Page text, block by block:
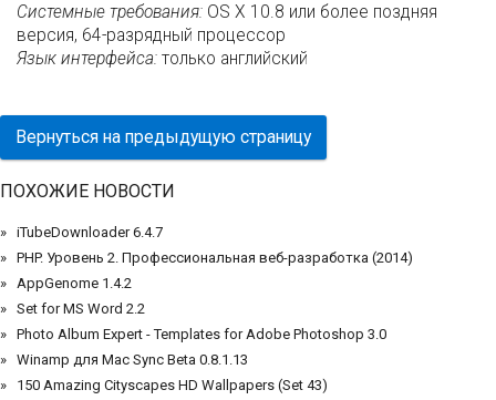
Системные требования: OS X 10.8 или более поздняя
версия, 64-разрядный процессор
Язык интерфейса: только английский
Вернуться на предыдущую страницу
ПОХОЖИЕ НОВОСТИ
iTubeDownloader 6.4.7
PHP. Уровень 2. Профессиональная веб-разработка (2014)
AppGenome 1.4.2
Set for MS Word 2.2
Photo Album Expert - Templates for Adobe Photoshop 3.0
Winamp для Mac Sync Beta 0.8.1.13
150 Amazing Cityscapes HD Wallpapers (Set 43)